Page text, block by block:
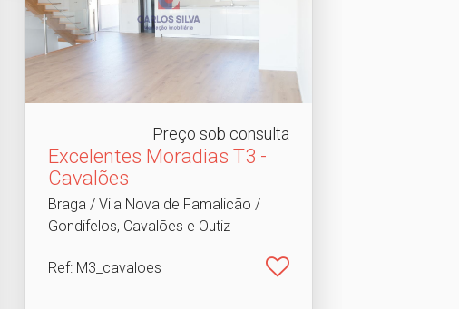
Preço sob consulta
Excelentes Moradias T3 -
Cavalões
Braga / Vila Nova de Famalicão /
Gondifelos, Cavalões e Outiz
Ref: M3_cavaloes